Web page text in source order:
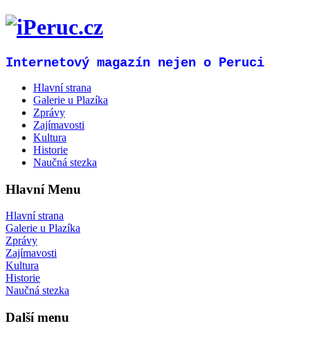
Internetový magazín nejen o Peruci
Hlavní strana
Galerie u Plazíka
Zprávy
Zajímavosti
Kultura
Historie
Naučná stezka
Hlavní Menu
Hlavní strana
Galerie u Plazíka
Zprávy
Zajímavosti
Kultura
Historie
Naučná stezka
Další menu